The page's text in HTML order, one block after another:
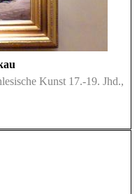
Kunst 17.-19. Jhd.,